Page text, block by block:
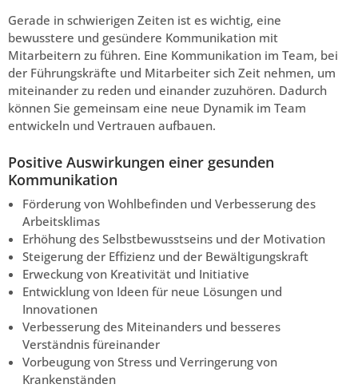
Gerade in schwierigen Zeiten ist es wichtig, eine
bewusstere und gesündere Kommunikation mit
Mitarbeitern zu führen. Eine Kommunikation im Team, bei
der Führungskräfte und Mitarbeiter sich Zeit nehmen, um
miteinander zu reden und einander zuzuhören. Dadurch
können Sie gemeinsam eine neue Dynamik im Team
entwickeln und Vertrauen aufbauen.
Positive Auswirkungen einer gesunden
Kommunikation
Förderung von Wohlbefinden und Verbesserung des
Arbeitsklimas
Erhöhung des Selbstbewusstseins und der Motivation
Steigerung der Effizienz und der Bewältigungskraft
Erweckung von Kreativität und Initiative
Entwicklung von Ideen für neue Lösungen und
Innovationen
Verbesserung des Miteinanders und besseres
Verständnis füreinander
Vorbeugung von Stress und Verringerung von
Krankenständen